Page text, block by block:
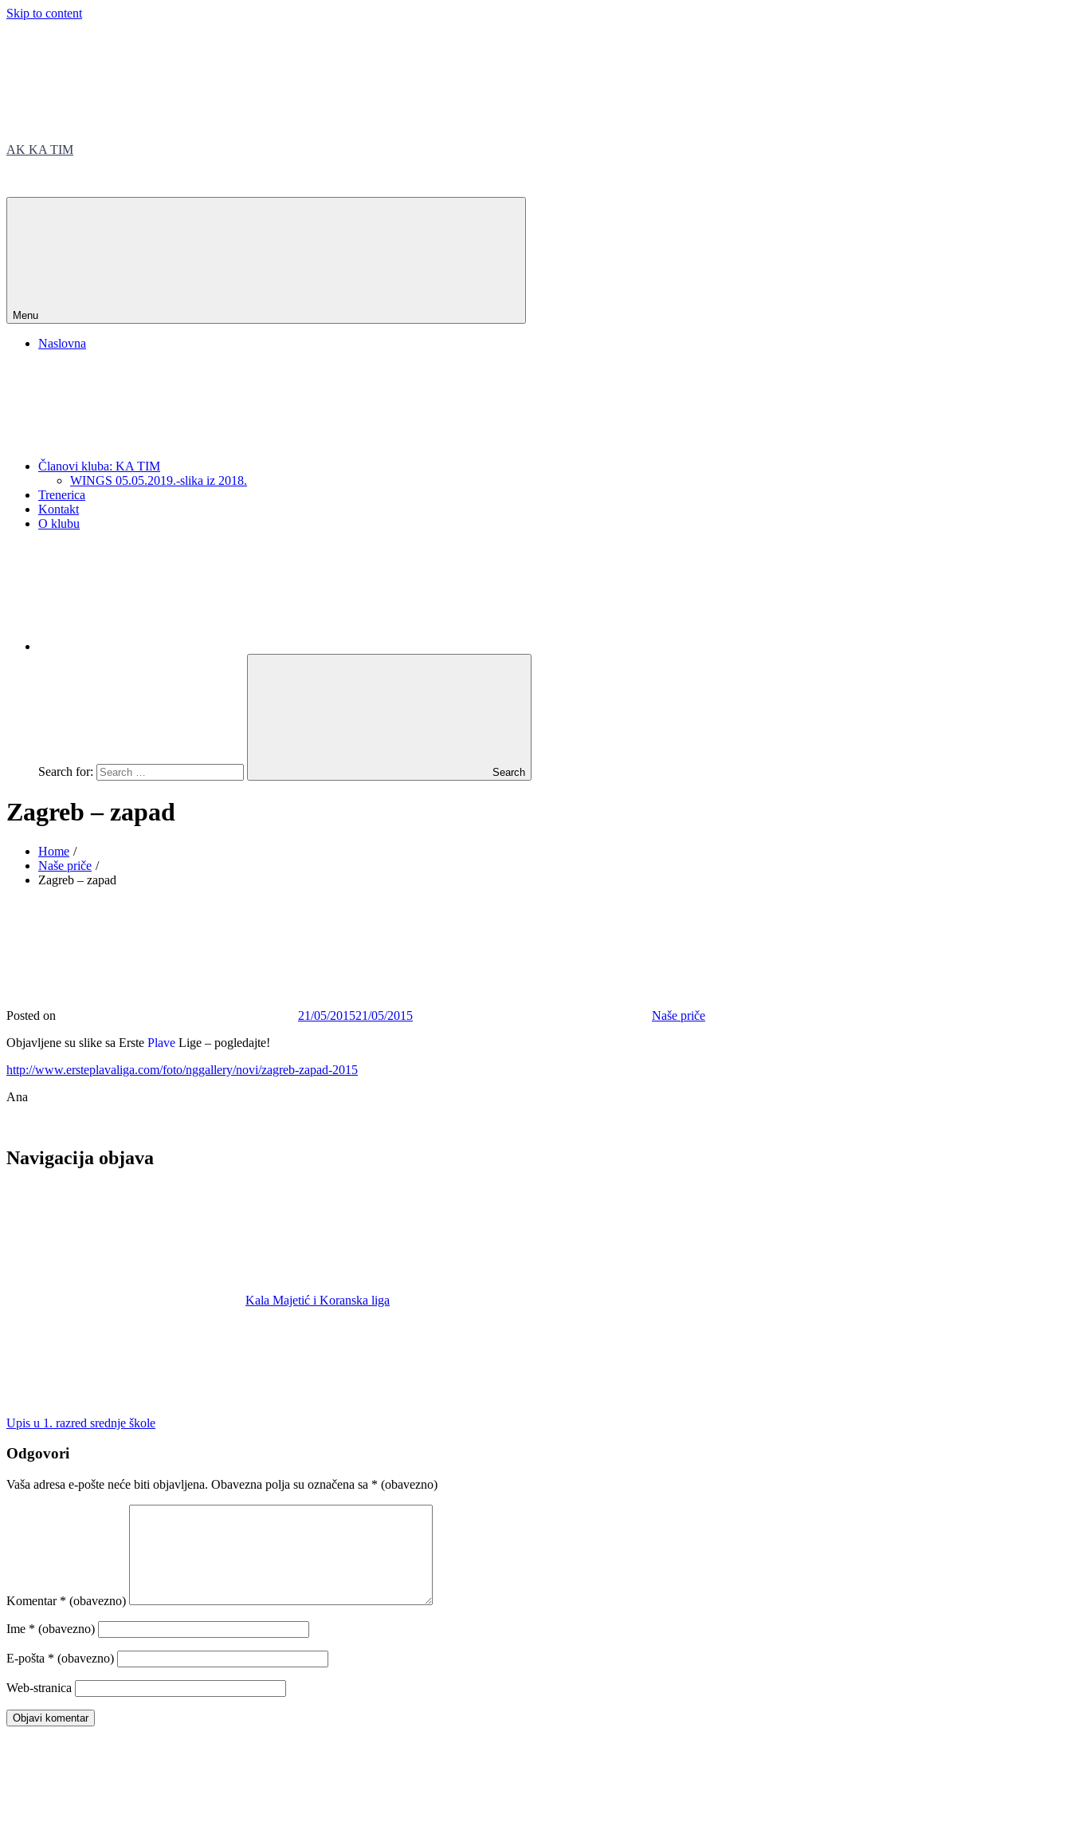
Skip to content
AK KA TIM
Menu
Naslovna
Članovi kluba: KA TIM
WINGS 05.05.2019.-slika iz 2018.
Trenerica
Kontakt
O klubu
Search for: Search
Zagreb – zapad
Home
Naše priče
Zagreb – zapad
Posted on 21/05/201521/05/2015
Naše priče
Objavljene su slike sa Erste Plave Lige – pogledajte!
http://www.ersteplavaliga.com/foto/nggallery/novi/zagreb-zapad-2015
Ana
Navigacija objava
Kala Majetić i Koranska liga
Upis u 1. razred srednje škole
Odgovori
Vaša adresa e-pošte neće biti objavljena. Obavezna polja su označena sa * (obavezno)
Komentar * (obavezno)
Ime * (obavezno)
E-pošta * (obavezno)
Web-stranica